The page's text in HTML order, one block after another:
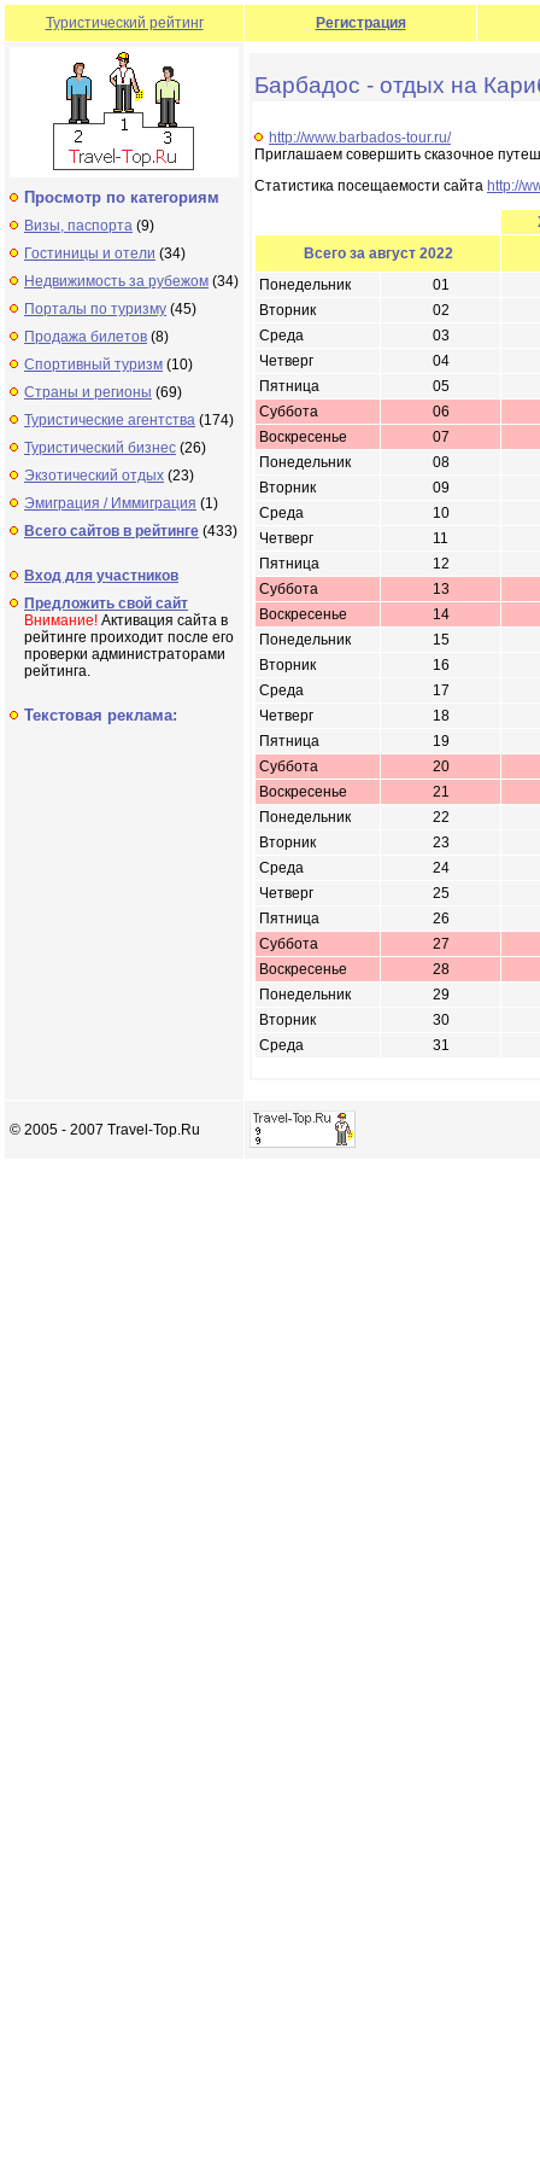
Туристический рейтинг Регистрация
Просмотр по категориям
Визы, паспорта (9)
Гостиницы и отели (34)
Недвижимость за рубежом (34)
Порталы по туризму (45)
Продажа билетов (8)
Спортивный туризм (10)
Страны и регионы (69)
Туристические агентства (174)
Туристический бизнес (26)
Экзотический отдых (23)
Эмиграция / Иммиграция (1)
Всего сайтов в рейтинге (433)
Вход для участников
Предложить свой сайт
Внимание! Активация сайта в
рейтинге проиходит после его
проверки администраторами
рейтинга.
Текстовая реклама:
Барбадос - отдых на
http://www.barbados-tour.ru/
Приглашаем совершить сказочное
Статистика посещаемости сайта http://
Всего за август 2022
Понедельник
01
Вторник
02
Среда
03
Четверг
04
Пятница
05
Суббота
06
Воскресенье
07
Понедельник
08
Вторник
09
Среда
10
Четверг
11
Пятница
12
Суббота
13
Воскресенье
14
Понедельник
15
Вторник
16
Среда
17
Четверг
18
Пятница
19
Суббота
20
Воскресенье
21
Понедельник
22
Вторник
23
Среда
24
Четверг
25
Пятница
26
Суббота
27
Воскресенье
28
Понедельник
29
Вторник
30
Среда
31
© 2005 - 2007 Travel-Top.Ru